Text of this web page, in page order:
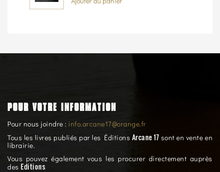
POUR VOTRE INFORMATION
Pour nous joindre : info.arcane17@orange.fr
Tous les livres publiés par les Éditions Arcane 17 sont en vente en
librairie.
Vous pouvez également vous les procurer directement auprès
des Editions